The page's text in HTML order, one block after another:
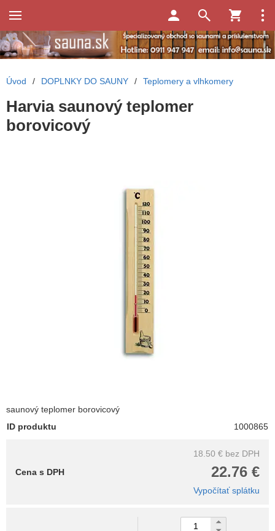
Úvod / DOPLNKY DO SAUNY / Teplomery a vlhkomery
Harvia saunový teplomer
borovicový
saunový teplomer borovicový
ID produktu
1000865
18.50 € bez DPH
22.76 €
Cena s DPH
Vypočítať splátku